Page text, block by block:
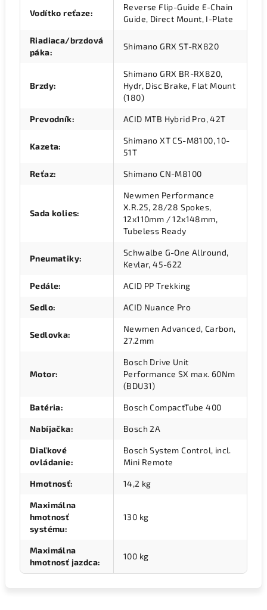
Vodítko reťaze:
Reverse Flip-Guide E-Chain
Guide, Direct Mount, I-Plate
Riadiaca/brzdová
páka:
Shimano GRX ST-RX820
Brzdy:
Shimano GRX BR-RX820,
Hydr, Disc Brake, Flat Mount
(180)
Prevodník: ACID MTB Hybrid Pro, 42T
Kazeta:
Shimano XT CS-M8100, 10-
51T
Reťaz: Shimano CN-M8100
Sada kolies:
Newmen Performance
X.R.25, 28/28 Spokes,
12x110mm / 12x148mm,
Tubeless Ready
Pneumatiky:
Schwalbe G-One Allround,
Kevlar, 45-622
Pedále: ACID PP Trekking
Sedlo: ACID Nuance Pro
Sedlovka:
Newmen Advanced, Carbon,
27.2mm
Motor:
Bosch Drive Unit
Performance SX max. 60Nm
(BDU31)
Batéria: Bosch CompactTube 400
Nabíjačka: Bosch 2A
Diaľkové
ovládanie:
Bosch System Control, incl.
Mini Remote
Hmotnosť: 14,2 kg
Maximálna
hmotnosť
systému:
130 kg
Maximálna
hmotnosť jazdca:
100 kg